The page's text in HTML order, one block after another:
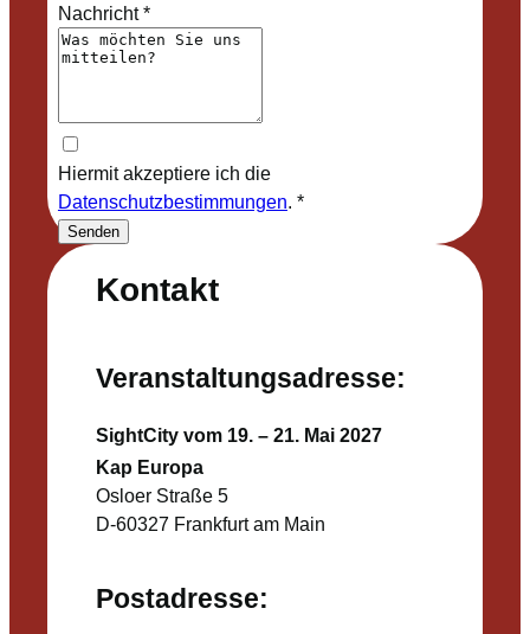
Kontakt
Veranstaltungsadresse:
SightCity vom 19. – 21. Mai 2027
Kap Europa
Osloer Straße 5
D-60327 Frankfurt am Main
Postadresse:
Nachricht*
Hiermit akzeptiere ich die
Datenschutzbestimmungen. *
Senden